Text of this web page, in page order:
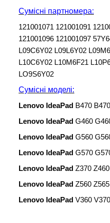
Сумісні партномера:
121001071 121001091
121001096 121001097
L09C6Y02 L09L6Y02
L10C6Y02 L10M6F21
LO9S6Y02
Сумісні моделі:
Lenovo IdeaPad B470
Lenovo IdeaPad G460
Lenovo IdeaPad G560
Lenovo IdeaPad G570
Lenovo IdeaPad Z370
Lenovo IdeaPad Z560
Lenovo IdeaPad V360